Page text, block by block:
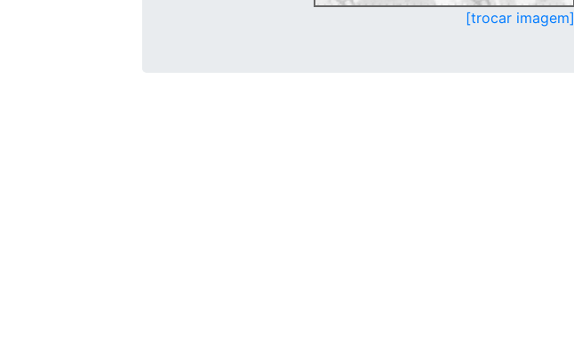
[trocar imagem]